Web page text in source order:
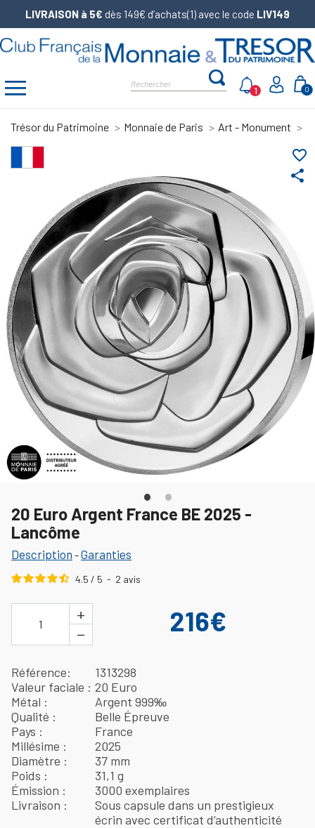
LIVRAISON à 5€ dès 149€ d’achats(1) avec le code LIV149
0
1
Trésor du Patrimoine Monnaie de Paris Art - Monument
share
favorite_border
20 Euro Argent France BE 2025 -
Lancôme
Description -Garanties
4.5 / 5 - 2 avis
1
+
−
216€
Référence
1313298
Valeur faciale
20 Euro
Métal
Argent 999‰
Qualité
Belle Épreuve
Pays
France
Millésime
2025
Diamètre
37 mm
Poids
31,1 g
Émission
3000 exemplaires
Livraison
Sous capsule dans un prestigieux
écrin avec certificat d’authenticité